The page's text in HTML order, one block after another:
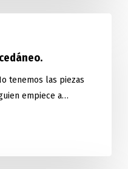
tenemos las piezas
empiece a…